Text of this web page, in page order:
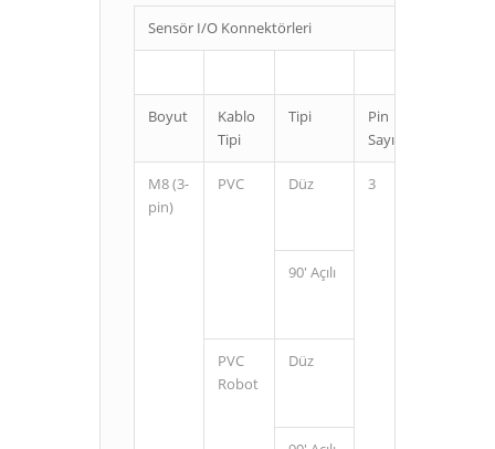
Sensör I/O Konnektörleri
Boyut
Kablo
Tipi
Tipi
Pin
Sayısı
M8 (3-
pin)
PVC Düz 3
90' Açılı
PVC
Robot
Düz